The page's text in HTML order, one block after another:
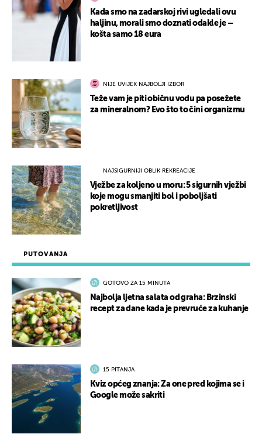
PUTOVANJA
GOTOVO ZA 15 MINUTA
Najbolja ljetna salata od graha: Brzinski
recept za dane kada je prevruće za kuhanje
15 PITANJA
Kviz općeg znanja: Za one pred kojima se i
Google može sakriti
Kada smo na zadarskoj rivi ugledali ovu
haljinu, morali smo doznati odakle je –
košta samo 18 eura
NIJE UVIJEK NAJBOLJI IZBOR
Teže vam je piti običnu vodu pa posežete
za mineralnom? Evo što to čini organizmu
NAJSIGURNIJI OBLIK REKREACIJE
Vježbe za koljeno u moru: 5 sigurnih vježbi
koje mogu smanjiti bol i poboljšati
pokretljivost